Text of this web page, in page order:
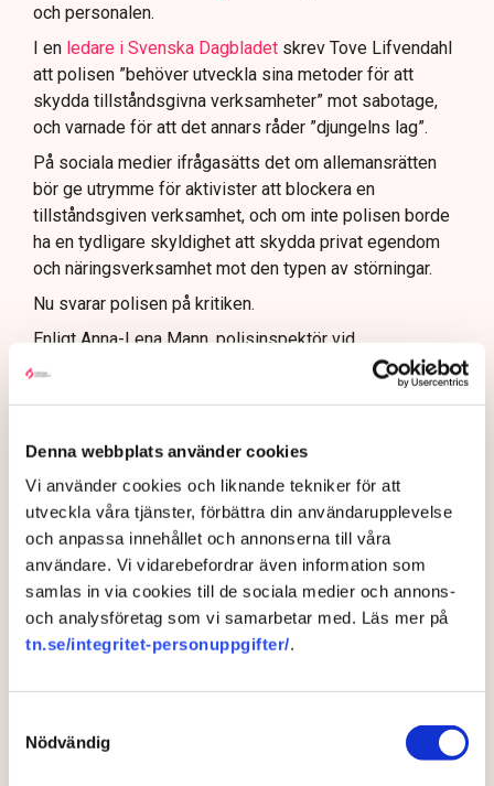
Denna webbplats använder cookies
Vi använder cookies och liknande tekniker för att
utveckla våra tjänster, förbättra din användarupplevelse
och anpassa innehållet och annonserna till våra
användare. Vi vidarebefordrar även information som
samlas in via cookies till de sociala medier och annons-
och analysföretag som vi samarbetar med. Läs mer på
tn.se/integritet-personuppgifter/.
Nödvändig
och personalen.
I en ledare i Svenska Dagbladet skrev Tove Lifvendahl
att polisen ”behöver utveckla sina metoder för att
skydda tillståndsgivna verksamheter” mot sabotage,
och varnade för att det annars råder ”djungelns lag”.
På sociala medier ifrågasätts det om allemansrätten
bör ge utrymme för aktivister att blockera en
tillståndsgiven verksamhet, och om inte polisen borde
ha en tydligare skyldighet att skydda privat egendom
och näringsverksamhet mot den typen av störningar.
Nu svarar polisen på kritiken.
Enligt Anna-Lena Mann, polisinspektör vid
kommunikationsavdelningen i region Väst, har
verksamhetsutövaren, eller dennes ordningsvakter, rätt
genom nödvärnsrätt (Svensk Torv uppger att en av
ingripandemot aktivister på plats). Utöver det har
polisen egna befogenheter att agera.
Flera har gripits
Nu utförs ett pågående arbete av dialogpolis, drönare
och uniformerad polis på plats.
cirka 120 brottsmisstankar och det har gjorts både
Lena Mann.